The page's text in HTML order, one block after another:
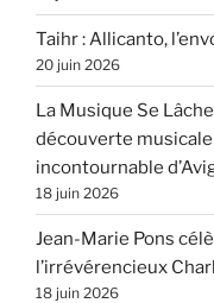
Taihr : Allicanto,
20 juin 2026
La Musique Se
découverte
incontournable
18 juin 2026
Jean-Marie Pons
l’irrévérencieux
18 juin 2026